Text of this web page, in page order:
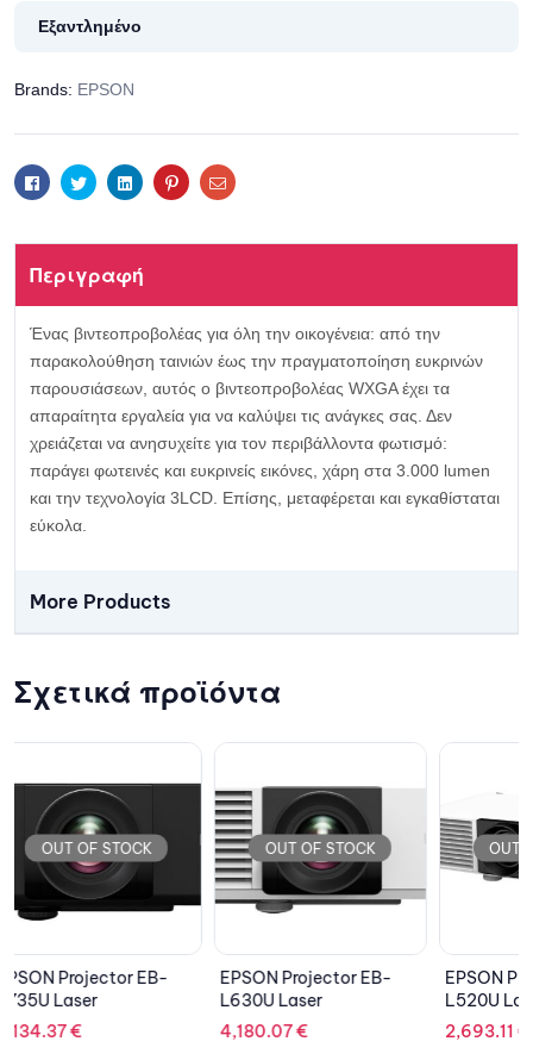
Εξαντλημένο
Brands: EPSON
FacebookTwitterLinkedinPinterestEmail
Περιγραφή
Ένας βιντεοπροβολέας για όλη την οικογένεια: από την
παρακολούθηση ταινιών έως την πραγματοποίηση ευκρινών
παρουσιάσεων, αυτός ο βιντεοπροβολέας WXGA έχει τα
απαραίτητα εργαλεία για να καλύψει τις ανάγκες σας. Δεν
χρειάζεται να ανησυχείτε για τον περιβάλλοντα φωτισμό:
παράγει φωτεινές και ευκρινείς εικόνες, χάρη στα 3.000 lumen
και την τεχνολογία 3LCD. Επίσης, μεταφέρεται και εγκαθίσταται
εύκολα.
More Products
Σχετικά προϊόντα
OUT OF STOCK
EPSON Projector EB-
L630U Laser
4,180.07
OUT OF STOCK
EPSON Projector EB-
L520U Laser
2,693.11